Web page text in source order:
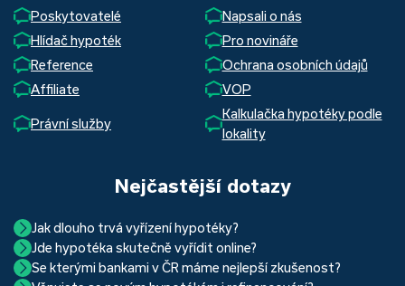
Poskytovatelé
Napsali o nás
Hlídač hypoték
Pro novináře
Reference
Ochrana osobních údajů
Affiliate
VOP
Právní služby
Kalkulačka hypotéky podle
lokality
Nejčastější dotazy
Jak dlouho trvá vyřízení hypotéky?
Hypotéka se dá zvládnout za měsíc i za tři. Nejčastěji její
uzavření trvá okolo 2 měsíců. Důvodem je především
Jde hypotéka skutečně vyřídit online?
Ano, skutečně jde. Díky moderním technologiím, které
Se kterými bankami v ČR máme nejlepší zkušenost?